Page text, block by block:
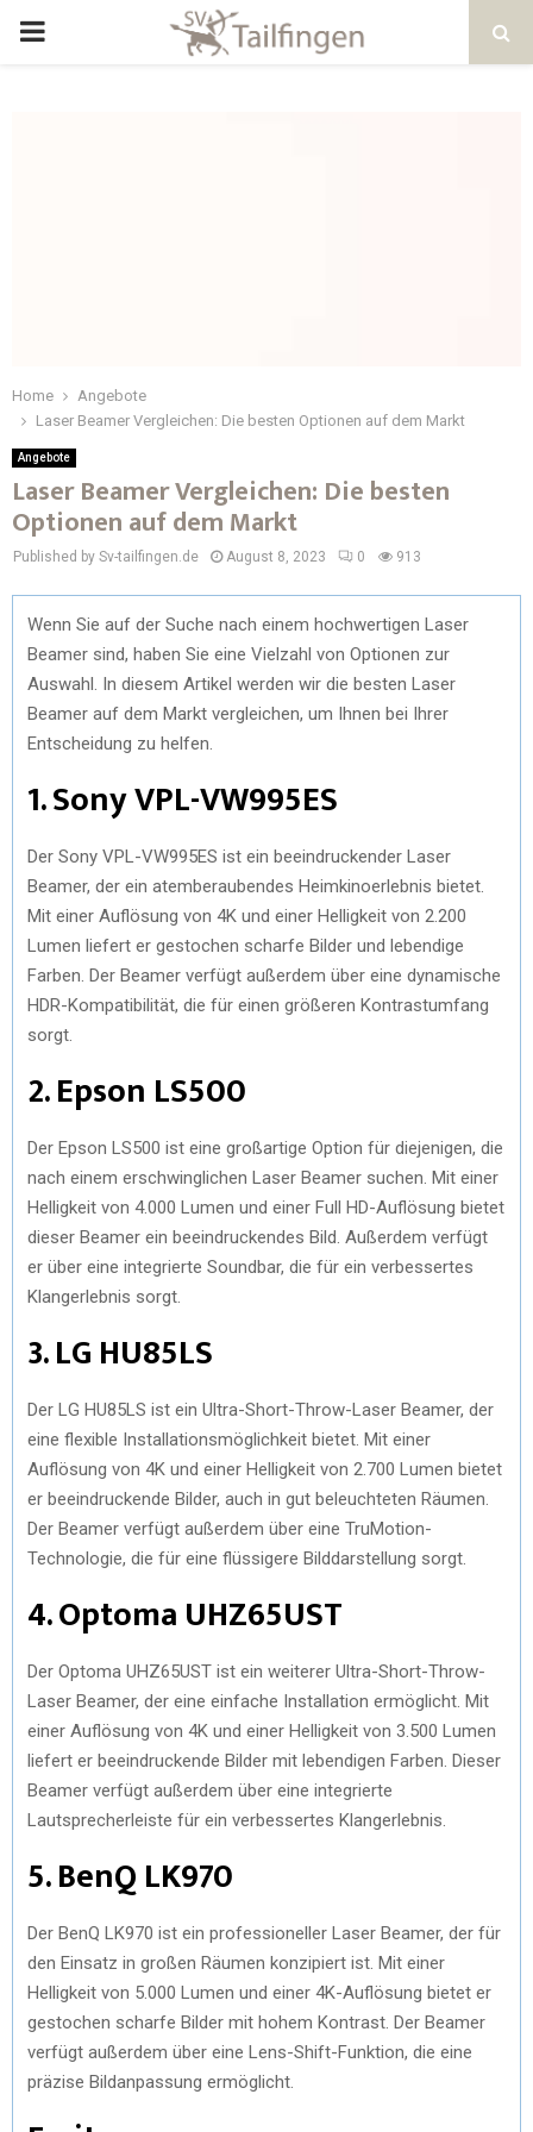
Home
Angebote
Laser Beamer Vergleichen: Die besten Optionen auf dem Markt
Angebote
Laser Beamer Vergleichen: Die besten
Optionen auf dem Markt
Published by Sv-tailfingen.de August 8, 2023 0 913
Wenn Sie auf der Suche nach einem hochwertigen Laser
Beamer sind, haben Sie eine Vielzahl von Optionen zur
Auswahl. In diesem Artikel werden wir die besten Laser
Beamer auf dem Markt vergleichen, um Ihnen bei Ihrer
Entscheidung zu helfen.
1. Sony VPL-VW995ES
Der Sony VPL-VW995ES ist ein beeindruckender Laser
Beamer, der ein atemberaubendes Heimkinoerlebnis bietet.
Mit einer Auflösung von 4K und einer Helligkeit von 2.200
Lumen liefert er gestochen scharfe Bilder und lebendige
Farben. Der Beamer verfügt außerdem über eine dynamische
HDR-Kompatibilität, die für einen größeren Kontrastumfang
sorgt.
2. Epson LS500
Der Epson LS500 ist eine großartige Option für diejenigen, die
nach einem erschwinglichen Laser Beamer suchen. Mit einer
Helligkeit von 4.000 Lumen und einer Full HD-Auflösung bietet
dieser Beamer ein beeindruckendes Bild. Außerdem verfügt
er über eine integrierte Soundbar, die für ein verbessertes
Klangerlebnis sorgt.
3. LG HU85LS
Der LG HU85LS ist ein Ultra-Short-Throw-Laser Beamer, der
eine flexible Installationsmöglichkeit bietet. Mit einer
Auflösung von 4K und einer Helligkeit von 2.700 Lumen bietet
er beeindruckende Bilder, auch in gut beleuchteten Räumen.
Der Beamer verfügt außerdem über eine TruMotion-
Technologie, die für eine flüssigere Bilddarstellung sorgt.
4. Optoma UHZ65UST
Der Optoma UHZ65UST ist ein weiterer Ultra-Short-Throw-
Laser Beamer, der eine einfache Installation ermöglicht. Mit
einer Auflösung von 4K und einer Helligkeit von 3.500 Lumen
liefert er beeindruckende Bilder mit lebendigen Farben. Dieser
Beamer verfügt außerdem über eine integrierte
Lautsprecherleiste für ein verbessertes Klangerlebnis.
5. BenQ LK970
Der BenQ LK970 ist ein professioneller Laser Beamer, der für
den Einsatz in großen Räumen konzipiert ist. Mit einer
Helligkeit von 5.000 Lumen und einer 4K-Auflösung bietet er
gestochen scharfe Bilder mit hohem Kontrast. Der Beamer
verfügt außerdem über eine Lens-Shift-Funktion, die eine
präzise Bildanpassung ermöglicht.